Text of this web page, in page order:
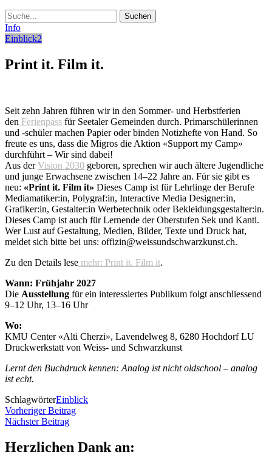
Suche
Info
Einblick2
Print it. Film it.
Seit zehn Jahren führen wir in den Sommer- und Herbstferien
den Ferienpass für Seetaler Gemeinden durch. Primarschülerinnen
und -schüler machen Papier oder binden Notizhefte von Hand. So
freute es uns, dass die Migros die Aktion «Support my Camp»
durchführt – Wir sind dabei!
Aus derVision 2030 geboren, sprechen wir auch ältere Jugendliche
und junge Erwachsene zwischen 14–22 Jahre an. Für sie gibt es
neu: «Print it. Film it» Dieses Camp ist für Lehrlinge der Berufe
Mediamatiker:in, Polygraf:in, Interactive Media Designer:in,
Grafiker:in, Gestalter:in Werbetechnik oder Bekleidungsgestalter:in.
Dieses Camp ist auch für Lernende der Oberstufen Sek und Kanti.
Wer Lust auf Gestaltung, Medien, Bilder, Texte und Druck hat,
meldet sich bitte bei uns: offizin@weissundschwarzkunst.ch.
Zu den Details lese mehr: Print it. Film it.
Wann: Frühjahr 2027
Die Ausstellung für ein interessiertes Publikum folgt anschliessend
9–12 Uhr, 13–16 Uhr
Wo:
KMU Center «Alti Cherzi», Lavendelweg 8, 6280 Hochdorf LU
Druckwerkstatt von Weiss- und Schwarzkunst
Lernt den Buchdruck kennen: Analog ist nicht oldschool – analog
ist echt.
SchlagwörterEinblick
Beitragsnavigation
Vorheriger BeitragVorheriger
Nächster BeitragNächster
Herzlichen Dank an: